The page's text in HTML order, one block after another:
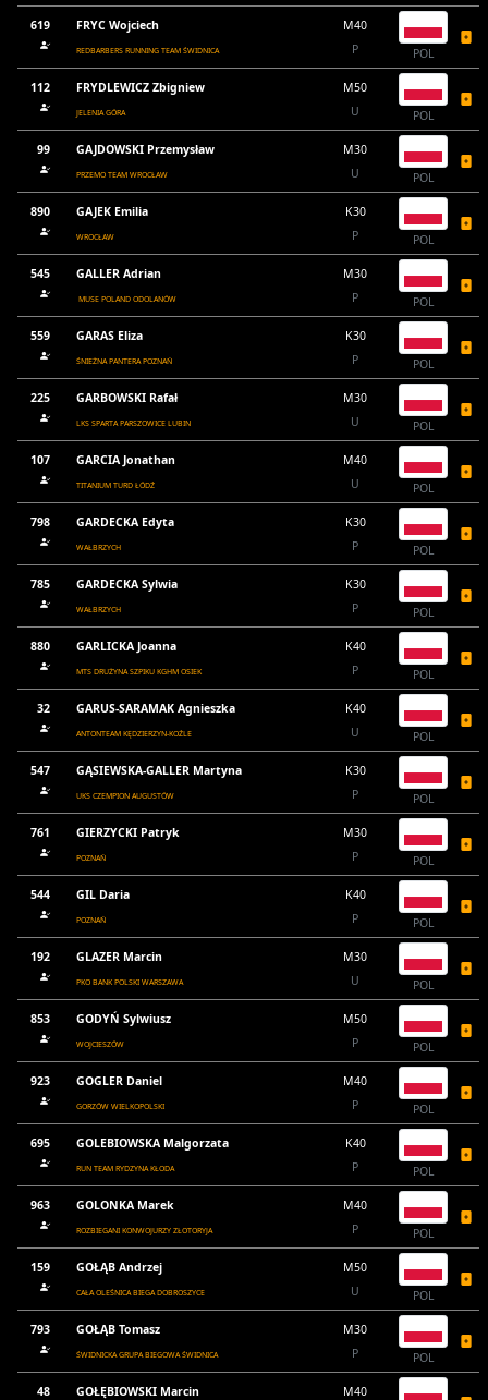
619 FRYC Wojciech
REDBARBERS RUNNING TEAM ŚWIDNICA
M40
P
POL
112 FRYDLEWICZ Zbigniew
JELENIA GÓRA
M50
U
POL
99 GAJDOWSKI Przemysław
PRZEMO TEAM WROCŁAW
M30
U
POL
890 GAJEK Emilia
WROCŁAW
K30
P
POL
545 GALLER Adrian
MUSE POLAND ODOLANÓW
M30
P
POL
559 GARAS Eliza
ŚNIEŻNA PANTERA POZNAŃ
K30
P
POL
225 GARBOWSKI Rafał
LKS SPARTA PARSZOWICE LUBIN
M30
U
POL
107 GARCIA Jonathan
TITANIUM TURD ŁÓDŹ
M40
U
POL
798 GARDECKA Edyta
WAŁBRZYCH
K30
P
POL
785 GARDECKA Sylwia
WAŁBRZYCH
K30
P
POL
880 GARLICKA Joanna
MTS DRUŻYNA SZPIKU KGHM OSIEK
K40
P
POL
32 GARUS-SARAMAK Agnieszka
ANTONTEAM KĘDZIERZYN-KOŹLE
K40
U
POL
547 GĄSIEWSKA-GALLER Martyna
UKS CZEMPION AUGUSTÓW
K30
P
POL
761 GIERZYCKI Patryk
POZNAŃ
M30
P
POL
544 GIL Daria
POZNAŃ
K40
P
POL
192 GLAZER Marcin
PKO BANK POLSKI WARSZAWA
M30
U
POL
853 GODYŃ Sylwiusz
WOJCIESZÓW
M50
P
POL
923 GOGLER Daniel
GORZÓW WIELKOPOLSKI
M40
P
POL
695 GOLEBIOWSKA Malgorzata
RUN TEAM RYDZYNA KŁODA
K40
P
POL
963 GOLONKA Marek
ROZBIEGANI KONWOJURZY ZŁOTORYJA
M40
P
POL
159 GOŁĄB Andrzej
CAŁA OLEŚNICA BIEGA DOBROSZYCE
M50
U
POL
793 GOŁĄB Tomasz
ŚWIDNICKA GRUPA BIEGOWA ŚWIDNICA
M30
P
POL
48 GOŁĘBIOWSKI Marcin
M40